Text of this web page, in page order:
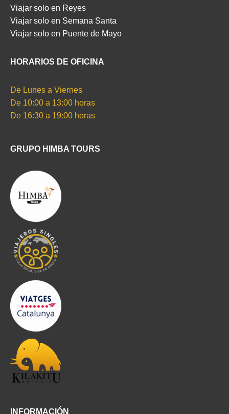
Viajar solo en Reyes
Viajar solo en Semana Santa
Viajar solo en Puente de Mayo
HORARIOS DE OFICINA
De Lunes a Viernes
De 10:00 a 13:00 horas
De 16:30 a 19:00 horas
GRUPO HIMBA TOURS
INFORMACIÓN